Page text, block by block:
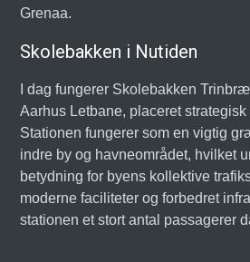
Grenaa.
Skolebakken i Nutiden
I dag fungerer Skolebakken
Aarhus Letbane, placeret strategisk
Stationen fungerer som en vigtig
indre by og havneområdet, hvilket
betydning for byens kollektive
moderne faciliteter og forbedret
stationen et stort antal passagerer